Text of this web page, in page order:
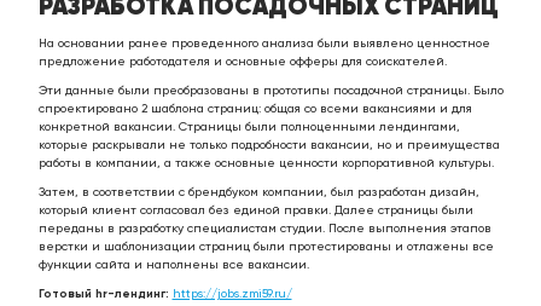
РАЗРАБОТКА ПОСАДОЧНЫХ СТРАНИЦ
На основании ранее проведенного анализа были выявлено ценностное
предложение работодателя и основные офферы для соискателей.
Эти данные были преобразованы в прототипы посадочной страницы. Было
спроектировано 2 шаблона страниц: общая со всеми вакансиями и для
конкретной вакансии. Страницы были полноценными лендингами,
которые раскрывали не только подробности вакансии, но и преимущества
работы в компании, а также основные ценности корпоративной культуры.
Затем, в соответствии с брендбуком компании, был разработан дизайн,
который клиент согласовал без единой правки. Далее страницы были
переданы в разработку специалистам студии. После выполнения этапов
верстки и шаблонизации страниц были протестированы и отлажены все
функции сайта и наполнены все вакансии.
Готовый hr-лендинг: https://jobs.zmi59.ru/